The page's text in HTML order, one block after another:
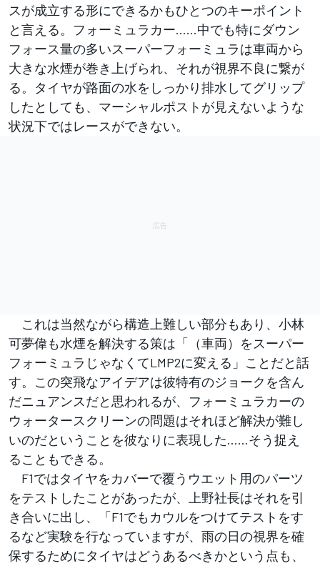
スが成立する形にできるかもひとつのキーポイント
と言える。フォーミュラカー……中でも特にダウン
フォース量の多いスーパーフォーミュラは車両から
大きな水煙が巻き上げられ、それが視界不良に繋が
る。タイヤが路面の水をしっかり排水してグリップ
したとしても、マーシャルポストが見えないような
状況下ではレースができない。
これは当然ながら構造上難しい部分もあり、小林
可夢偉も水煙を解決する策は「（車両）をスーパー
フォーミュラじゃなくてLMP2に変える」ことだと話
す。この突飛なアイデアは彼特有のジョークを含ん
だニュアンスだと思われるが、フォーミュラカーの
ウォータースクリーンの問題はそれほど解決が難し
いのだということを彼なりに表現した……そう捉え
ることもできる。
F1ではタイヤをカバーで覆うウエット用のパーツ
をテストしたことがあったが、上野社長はそれを引
き合いに出し、「F1でもカウルをつけてテストをす
るなど実験を行なっていますが、雨の日の視界を確
保するためにタイヤはどうあるべきかという点も、